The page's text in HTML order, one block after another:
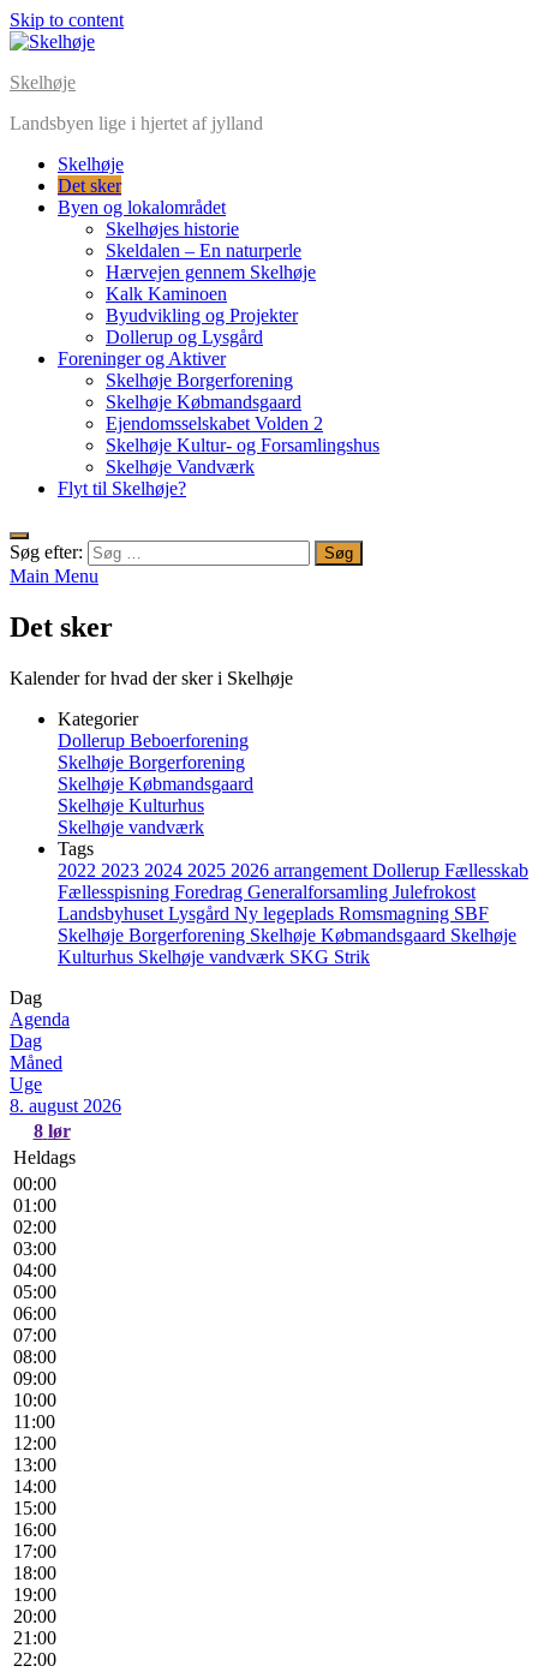
Skip to content
Skelhøje
Landsbyen lige i hjertet af jylland
Skelhøje
Det sker
Byen og lokalområdet
Skelhøjes historie
Skeldalen – En naturperle
Hærvejen gennem Skelhøje
Kalk Kaminoen
Byudvikling og Projekter
Dollerup og Lysgård
Foreninger og Aktiver
Skelhøje Borgerforening
Skelhøje Købmandsgaard
Ejendomsselskabet Volden 2
Skelhøje Kultur- og Forsamlingshus
Skelhøje Vandværk
Flyt til Skelhøje?
Søg efter:
Main Menu
Det sker
Kalender for hvad der sker i Skelhøje
Kategorier
Dollerup Beboerforening
Skelhøje Borgerforening
Skelhøje Købmandsgaard
Skelhøje Kulturhus
Skelhøje vandværk
Tags
2022 2023 2024 2025 2026 arrangement Dollerup Fællesskab
Fællesspisning Foredrag Generalforsamling Julefrokost
Landsbyhuset Lysgård Ny legeplads Romsmagning SBF
Skelhøje Borgerforening Skelhøje Købmandsgaard Skelhøje
Kulturhus Skelhøje vandværk SKG Strik
Dag
Agenda
Dag
Måned
Uge
8. august 2026
8 lør
Heldags
00:00
01:00
02:00
03:00
04:00
05:00
06:00
07:00
08:00
09:00
10:00
11:00
12:00
13:00
14:00
15:00
16:00
17:00
18:00
19:00
20:00
21:00
22:00